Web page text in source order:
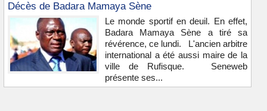
Décès de Badara Mamaya Sène
Le monde sportif en deuil. En effet,
Badara Mamaya Sène a tiré sa
révérence, ce lundi. L'ancien arbitre
international a été aussi maire de la
ville de Rufisque. Seneweb
présente ses...